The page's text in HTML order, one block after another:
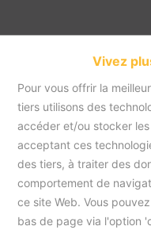
Vivez
Pour vous offrir la
tiers utilisons des
accéder et/ou stocker
acceptant ces
des tiers, à traiter des
comportement de
ce site Web. Vous
bas de page via l'option
Accueil
Accueil